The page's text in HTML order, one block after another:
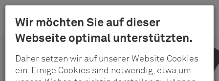
Wir möchten Sie auf dieser
Webseite optimal unterstützten.
Daher setzen wir auf unserer Website Cookies
ein. Einige Cookies sind notwendig, etwa um
Skip
main
Menu
Schulte
-
GmbH